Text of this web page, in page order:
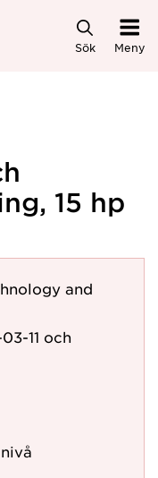
Sök Meny
15 hp
and
11 och